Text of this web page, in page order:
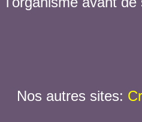
Nos autres sites: